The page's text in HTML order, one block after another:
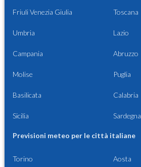
Friuli Venezia Giulia Toscana
Umbria Lazio
Campania Abruzzo
Molise Puglia
Basilicata Calabria
Sicilia Sardegna
Previsioni meteo per le città italiane
Torino Aosta